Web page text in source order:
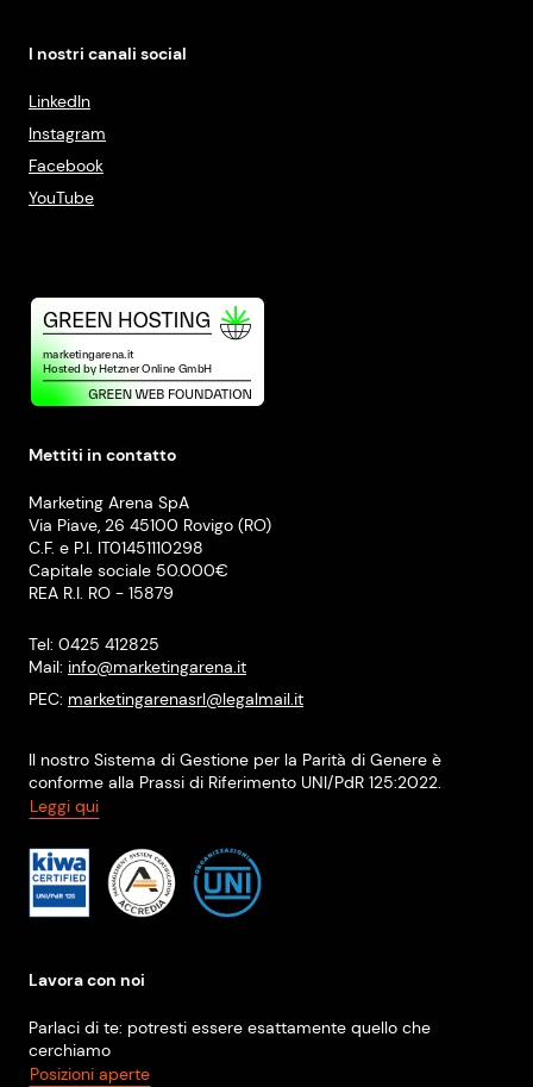
I nostri canali social
LinkedIn
Instagram
Facebook
YouTube
Mettiti in contatto
Marketing Arena SpA
Via Piave, 26 45100 Rovigo (RO)
C.F. e P.I. IT01451110298
Capitale sociale 50.000€
REA R.I. RO - 15879
Tel: 0425 412825
Mail: info@marketingarena.it
PEC: marketingarenasrl@legalmail.it
Il nostro Sistema di Gestione per la Parità di Genere è
conforme alla Prassi di Riferimento UNI/PdR 125:2022.
Leggi qui
Lavora con noi
Parlaci di te: potresti essere esattamente quello che
cerchiamo
Posizioni aperte